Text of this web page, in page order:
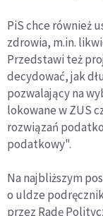
PiS chce również
zdrowia, m.in.
Przedstawi też
decydować, jak
pozwalający na
lokowane w ZUS
rozwiązań
podatkowy".
Na najbliższym
o uldze
przez Radę